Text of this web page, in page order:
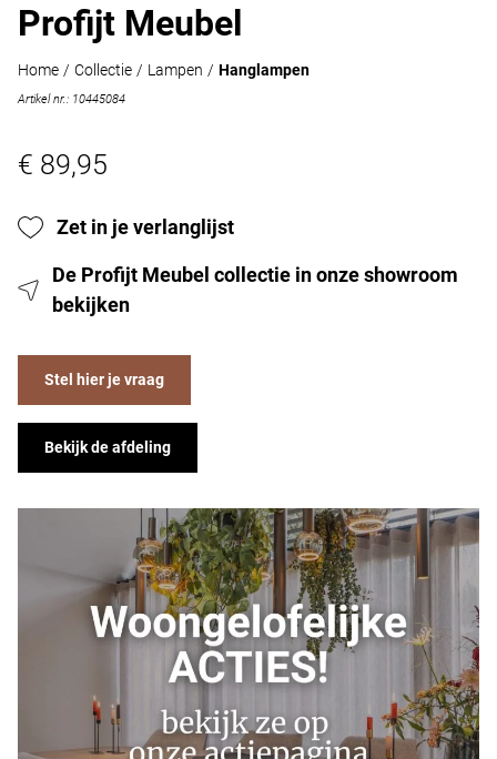
Profijt Meubel
Home / Collectie / Lampen / Hanglampen
Artikel nr.: 10445084
€ 89,95
Zet in je verlanglijst
De Profijt Meubel collectie in onze showroom
bekijken
Stel hier je vraag
Bekijk de afdeling